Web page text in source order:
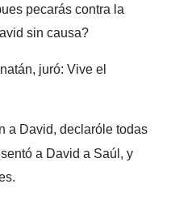
pecarás contra la
sin causa?
juró: Vive el
a David, declaróle todas
a David a Saúl, y